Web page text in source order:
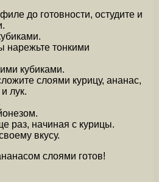
до готовности, остудите и
нарежьте тонкими
кубиками.
слоями курицу, ананас,
лук.
раз, начиная с курицы.
вкусу.
слоями готов!